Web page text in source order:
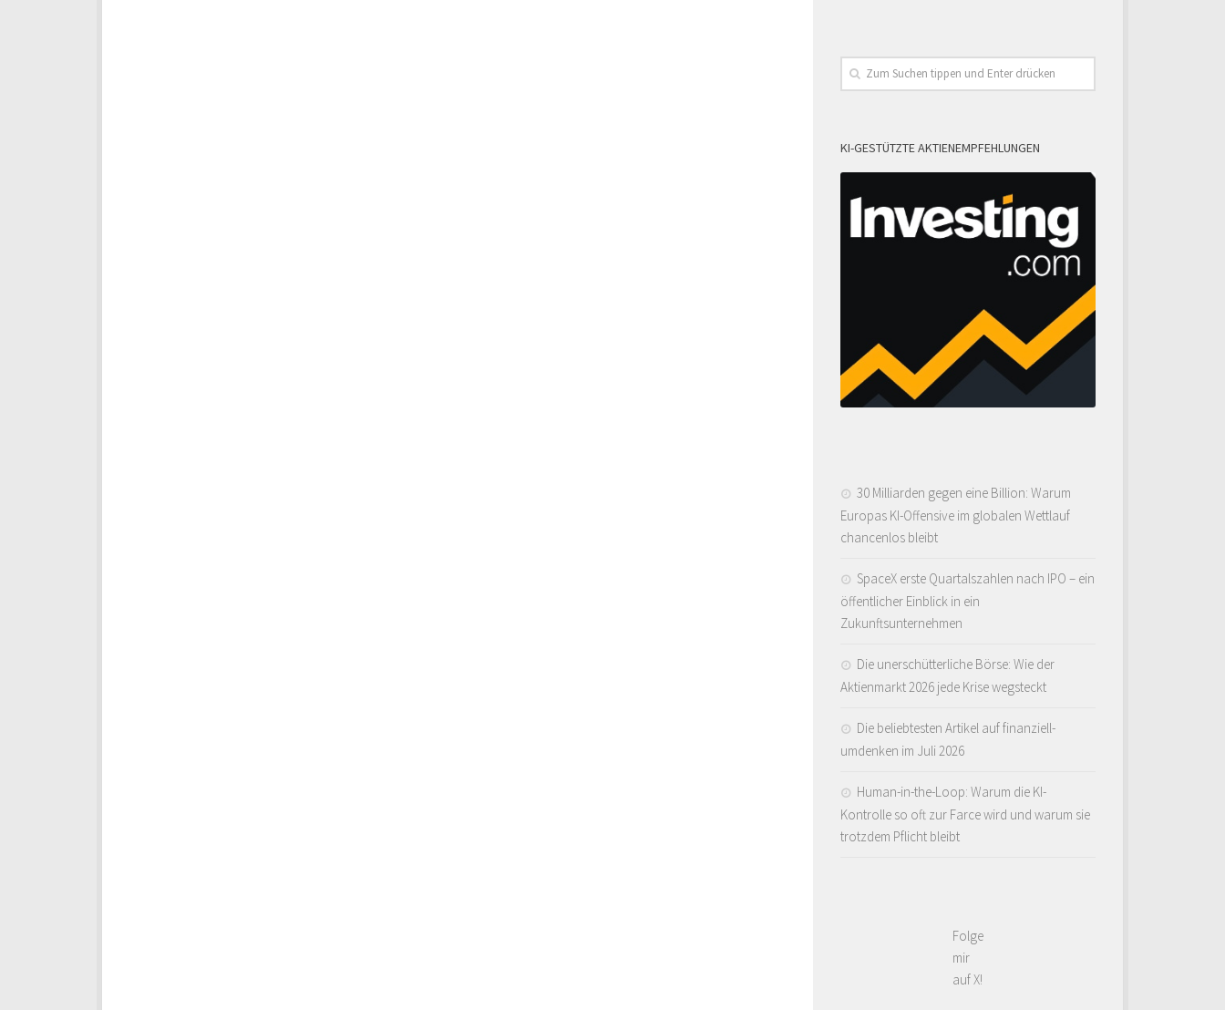
KI-GESTÜTZTE AKTIENEMPFEHLUNGEN
30 Milliarden gegen eine Billion: Warum
Europas KI-Offensive im globalen Wettlauf
chancenlos bleibt
SpaceX erste Quartalszahlen nach IPO – ein
öffentlicher Einblick in ein
Zukunftsunternehmen
Die unerschütterliche Börse: Wie der
Aktienmarkt 2026 jede Krise wegsteckt
Die beliebtesten Artikel auf finanziell-
umdenken im Juli 2026
Human-in-the-Loop: Warum die KI-
Kontrolle so oft zur Farce wird und warum sie
trotzdem Pflicht bleibt
Folge
mir
auf X!